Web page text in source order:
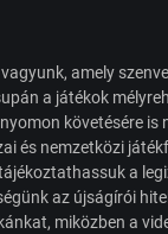
amely
a játékok
követésére
és nemzetközi
a
az újságírói
miközben a